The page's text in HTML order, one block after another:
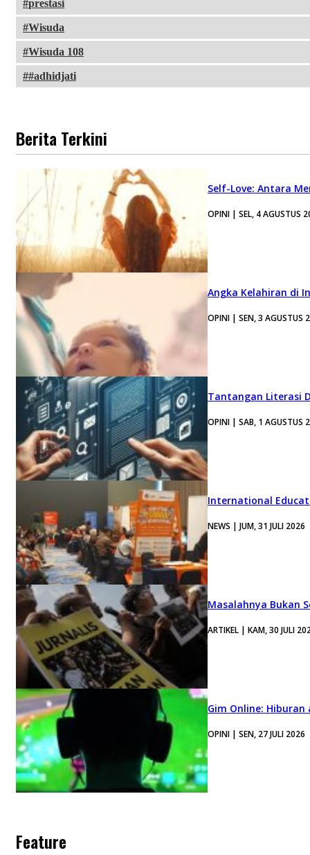
prestasi
Wisuda
Wisuda 108
#adhidjati
Berita Terkini
Self-Love: Antara
OPINI | SEL, 4 AGUSTUS
Angka Kelahiran di
OPINI | SEN, 3 AGUSTUS
Tantangan Literasi
OPINI | SAB, 1 AGUSTUS
International
NEWS | JUM, 31 JULI 2026
Masalahnya Bukan
ARTIKEL | KAM, 30 JULI
Gim Online:
OPINI | SEN, 27 JULI 2026
Feature